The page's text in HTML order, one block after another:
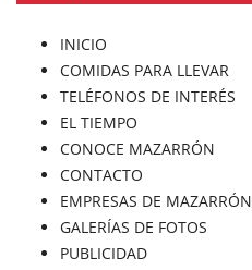
INICIO
COMIDAS PARA LLEVAR
TELÉFONOS DE INTERÉS
EL TIEMPO
CONOCE MAZARRÓN
CONTACTO
EMPRESAS DE MAZARRÓN
GALERÍAS DE FOTOS
PUBLICIDAD